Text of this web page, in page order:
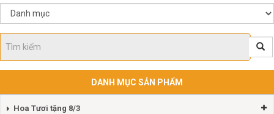
DANH MỤC SẢN PHẨM
Hoa Tươi tặng 8/3